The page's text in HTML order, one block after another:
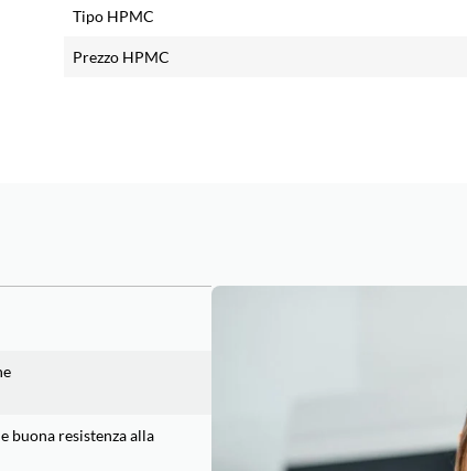
Tipo HPMC
Prezzo HPMC
buona resistenza alla